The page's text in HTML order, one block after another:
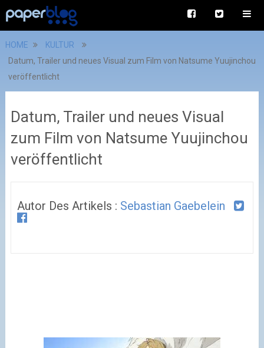
HOME
KULTUR
Datum, Trailer und neues Visual zum Film von Natsume Yuujinchou
veröffentlicht
Datum, Trailer und neues Visual
zum Film von Natsume Yuujinchou
veröffentlicht
Autor Des Artikels : Sebastian Gaebelein